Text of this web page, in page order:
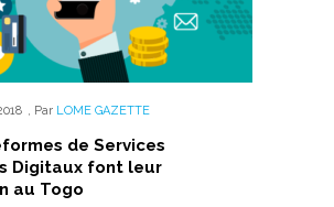
, Par LOME GAZETTE
de Services
Digitaux font leur
au Togo